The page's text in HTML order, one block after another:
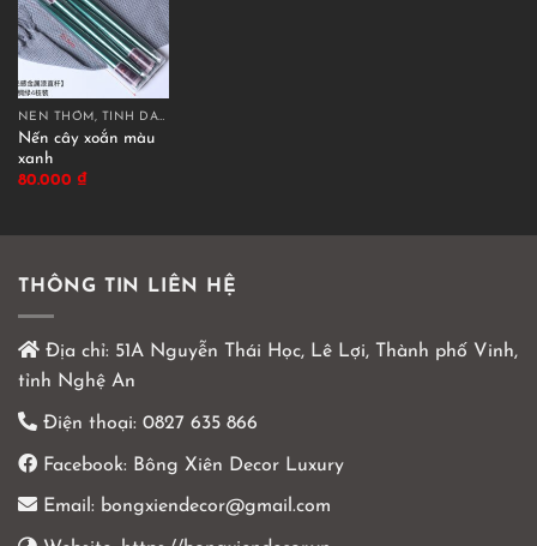
NẾN THƠM, TINH DẦU THƠM
Nến cây xoắn màu
xanh
80.000 ₫
THÔNG TIN LIÊN HỆ
Địa chỉ: 51A Nguyễn Thái Học, Lê Lợi, Thành phố Vinh,
tỉnh Nghệ An
Điện thoại: 0827 635 866
Facebook: Bông Xiên Decor Luxury
Email: bongxiendecor@gmail.com